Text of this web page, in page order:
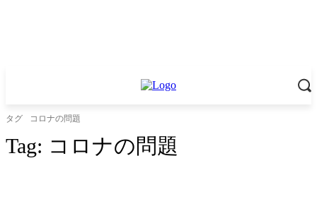
タグ コロナの問題
Tag: コロナの問題